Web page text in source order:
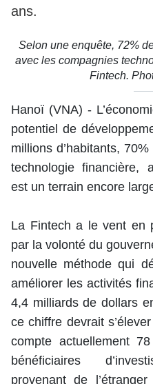
ans.
Selon une enquête, 72%
avec les compagnies
Fintech.
Hanoï (VNA) -
potentiel de
millions d’habitants,
technologie financière,
est un terrain encore
La Fintech a le vent en
par la volonté du
nouvelle méthode qui
améliorer les activités
4,4 milliards de dollars
ce chiffre devrait
compte actuellement
bénéficiaires
provenant de